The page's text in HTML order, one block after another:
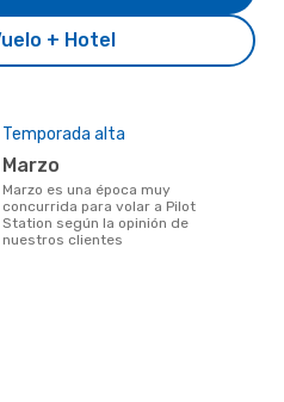
+ Hotel
Temporada alta
marzo
marzo es una época muy
concurrida para volar a Pilot
Station según la opinión de
nuestros clientes